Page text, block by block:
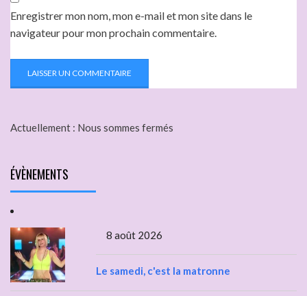
Enregistrer mon nom, mon e-mail et mon site dans le
navigateur pour mon prochain commentaire.
Actuellement : Nous sommes fermés
ÉVÈNEMENTS
8 août 2026
Le samedi, c'est la matronne